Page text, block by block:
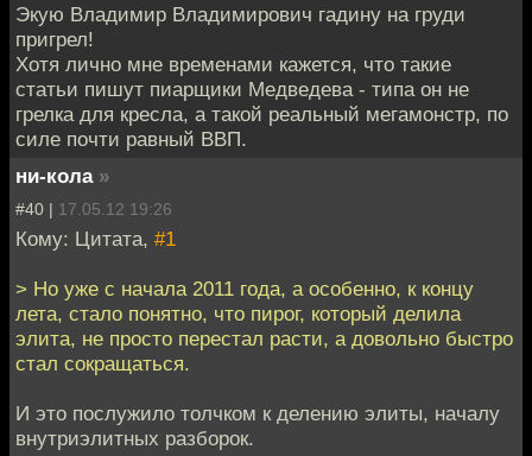
Экую Владимир Владимирович гадину на груди
пригрел!
Хотя лично мне временами кажется, что такие
статьи пишут пиарщики Медведева - типа он не
грелка для кресла, а такой реальный мегамонстр, по
силе почти равный ВВП.
ни-кола »
#40 | 17.05.12 19:26
Кому: Цитата, #1
> Но уже с начала 2011 года, а особенно, к концу
лета, стало понятно, что пирог, который делила
элита, не просто перестал расти, а довольно быстро
стал сокращаться.
И это послужило толчком к делению элиты, началу
внутриэлитных разборок.